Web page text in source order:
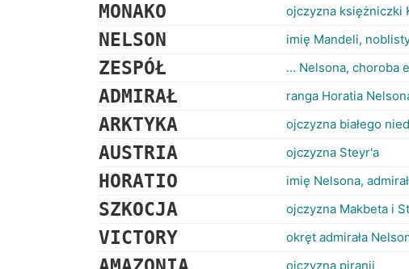
MONAKO ojczyzna księżniczki
NELSON imię Mandeli,
ZESPÓŁ ... Nelsona, choroba
ADMIRAŁ ranga Horatia
ARKTYKA ojczyzna białego
AUSTRIA ojczyzna Steyr'a
HORATIO imię Nelsona,
SZKOCJA ojczyzna Makbeta i
VICTORY okręt admirała
ojczyzna piranii